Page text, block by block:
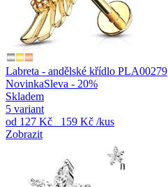
Labreta - andělské křídlo PLA00279
NovinkaSleva - 20%
Skladem
5 variant
od 127 Kč 159 Kč /kus
Zobrazit